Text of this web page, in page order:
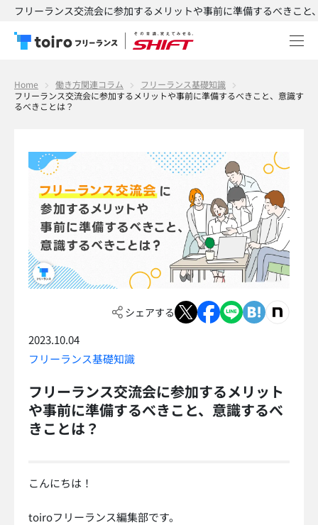
フリーランス交流会に参加するメリットや事前に準備するべきこ
Home 働き方関連コラム
フリーランス基礎知識
フリーランス交流会に参加するメリットや事前に準備するべきこと、意識す
るべきことは？
シェアする
2023.10.04
フリーランス基礎知識
フリーランス交流会に参加するメリット
や事前に準備するべきこと、意識するべ
きことは？
こんにちは！
toiroフリーランス編集部です。